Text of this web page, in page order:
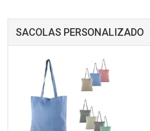
SACOLAS PERSONALIZADO